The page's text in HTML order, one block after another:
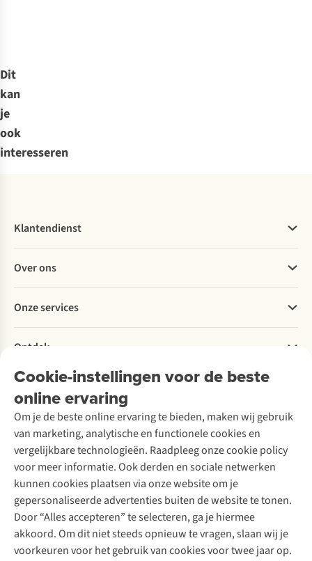
Dit
kan
je
ook
interesseren
Cookie-instellingen voor de beste
online ervaring
Om je de beste online ervaring te bieden, maken wij gebruik
van marketing, analytische en functionele cookies en
vergelijkbare technologieën. Raadpleeg onze cookie policy
voor meer informatie. Ook derden en sociale netwerken
kunnen cookies plaatsen via onze website om je
gepersonaliseerde advertenties buiten de website te tonen.
Door “Alles accepteren” te selecteren, ga je hiermee
akkoord. Om dit niet steeds opnieuw te vragen, slaan wij je
voorkeuren voor het gebruik van cookies voor twee jaar op.
Klantendienst
Bestellen
Betalen
Levering
Retourneren
Bestelling herroepen
Garantie
Contact
Over ons
Explore More
Verantwoord ondernemen
Over Ayacucho
Onze winkels
Over A.S.Adventure
Toegankelijkheidsverklaring
Onze services
Ski-onderhoud
Wasservice
Schoenonderhoud
Schoenherstelling
Kledingherstelling
Retouches
Voor bedrijven
Ontdek
A.S.Magazine
Podcast
Explore Academy
Explore Camp
Gear Check
Inspiratie & advies
Meld je aan voor de nieuwsbrief
Follow us